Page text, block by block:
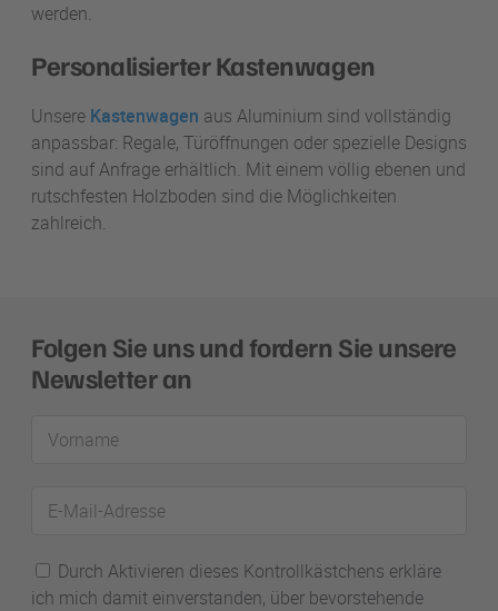
werden.
Personalisierter Kastenwagen
Unsere Kastenwagen aus Aluminium sind vollständig
anpassbar: Regale, Türöffnungen oder spezielle Designs
sind auf Anfrage erhältlich. Mit einem völlig ebenen und
rutschfesten Holzboden sind die Möglichkeiten
zahlreich.
Folgen Sie uns und fordern Sie unsere
Newsletter an
Vorname
Mail-
Durch Aktivieren dieses Kontrollkästchens erkläre
ich mich damit einverstanden, über bevorstehende